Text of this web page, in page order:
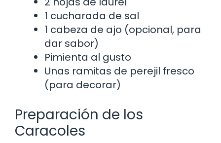
1 cucharada de sal
1 cabeza de ajo (opcional, para
dar sabor)
Pimienta al gusto
Unas ramitas de perejil fresco
(para decorar)
Preparación de los
Caracoles